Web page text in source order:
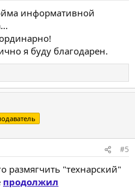
информативной
я буду благодарен.
#5
размягчить "технарский"
продолжил